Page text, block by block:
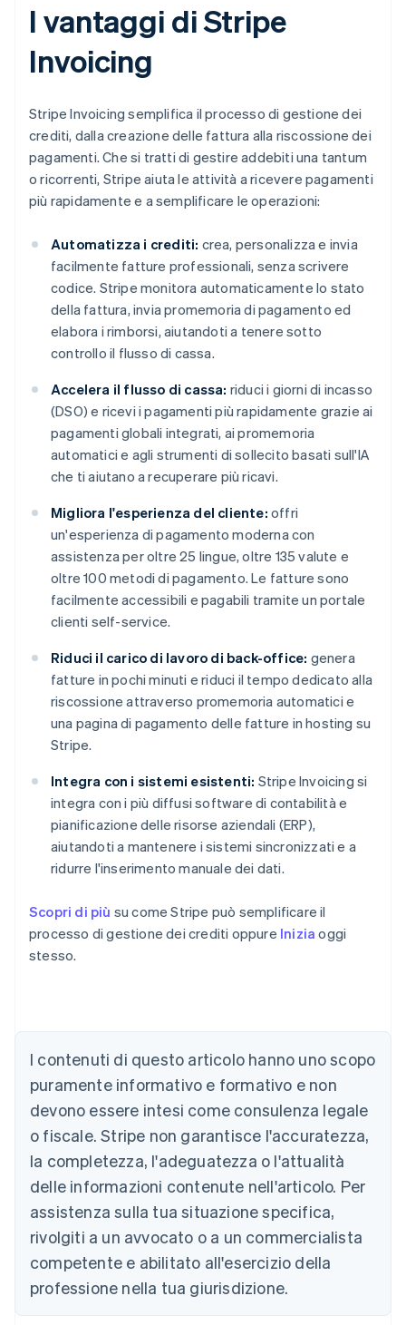
I vantaggi di Stripe
Invoicing
Stripe Invoicing semplifica il processo di gestione dei
crediti, dalla creazione delle fattura alla riscossione dei
pagamenti. Che si tratti di gestire addebiti una tantum
o ricorrenti, Stripe aiuta le attività a ricevere pagamenti
più rapidamente e a semplificare le operazioni:
Automatizza i crediti: crea, personalizza e invia
facilmente fatture professionali, senza scrivere
codice. Stripe monitora automaticamente lo stato
della fattura, invia promemoria di pagamento ed
elabora i rimborsi, aiutandoti a tenere sotto
controllo il flusso di cassa.
Accelera il flusso di cassa: riduci i giorni di incasso
(DSO) e ricevi i pagamenti più rapidamente grazie ai
pagamenti globali integrati, ai promemoria
automatici e agli strumenti di sollecito basati sull'IA
che ti aiutano a recuperare più ricavi.
Migliora l'esperienza del cliente: offri
un'esperienza di pagamento moderna con
assistenza per oltre 25 lingue, oltre 135 valute e
oltre 100 metodi di pagamento. Le fatture sono
facilmente accessibili e pagabili tramite un portale
clienti self-service.
Riduci il carico di lavoro di back-office: genera
fatture in pochi minuti e riduci il tempo dedicato alla
riscossione attraverso promemoria automatici e
una pagina di pagamento delle fatture in hosting su
Stripe.
Integra con i sistemi esistenti: Stripe Invoicing si
integra con i più diffusi software di contabilità e
pianificazione delle risorse aziendali (ERP),
aiutandoti a mantenere i sistemi sincronizzati e a
ridurre l'inserimento manuale dei dati.
Scopri di più su come Stripe può semplificare il
processo di gestione dei crediti oppure Inizia oggi
stesso.
I contenuti di questo articolo hanno uno scopo
puramente informativo e formativo e non
devono essere intesi come consulenza legale
o fiscale. Stripe non garantisce l'accuratezza,
la completezza, l'adeguatezza o l'attualità
delle informazioni contenute nell'articolo. Per
assistenza sulla tua situazione specifica,
rivolgiti a un avvocato o a un commercialista
competente e abilitato all'esercizio della
professione nella tua giurisdizione.
NederlandsFrançaisDeutschEnglish
Brasile
PortuguêsEnglish
Bulgaria
English
English Français
Cina continentale
简体中文 English
Cipro
English
Croazia
Danimarca
English